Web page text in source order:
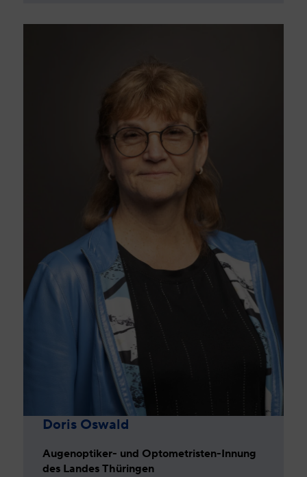
Doris Oswald
Augenoptiker- und Optometristen-Innung
des Landes Thüringen